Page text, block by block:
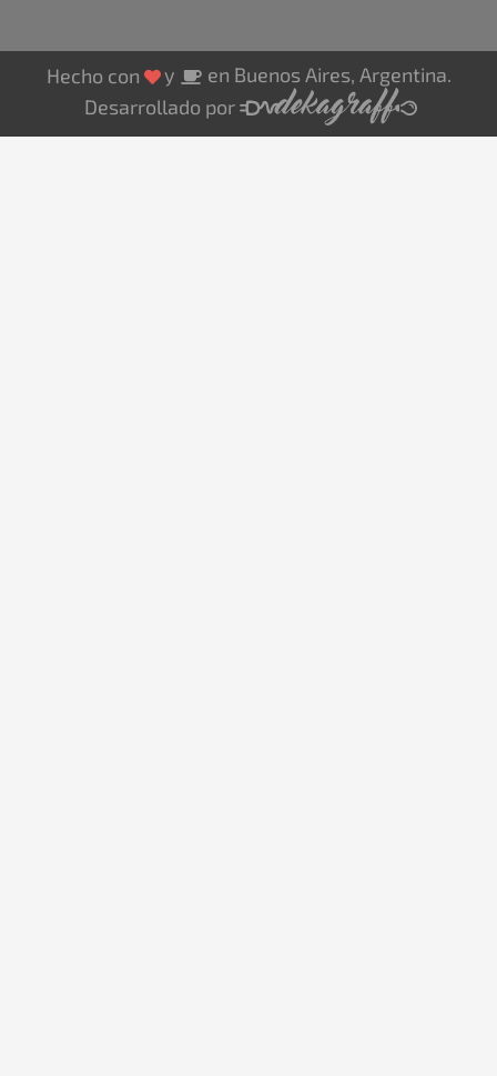
Hecho con y
en Buenos Aires, Argentina.
Desarrollado por